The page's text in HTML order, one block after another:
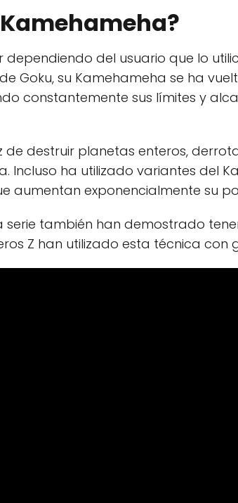
del usuario que lo
Goku, su Kamehameha se ha
constantemente sus límites y
de destruir planetas enteros,
ha utilizado variantes del
aumentan exponencialmente su
serie también han demostrado
Z han utilizado esta técnica con